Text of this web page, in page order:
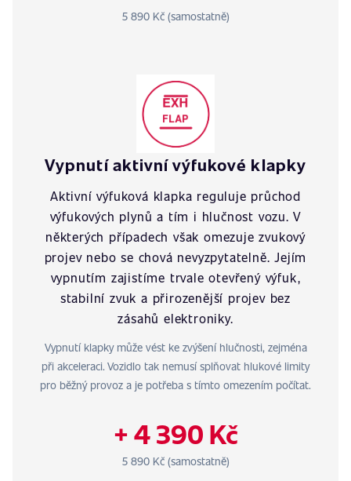
5 890 Kč (samostatně)
Vypnutí aktivní výfukové klapky
Aktivní výfuková klapka reguluje průchod
výfukových plynů a tím i hlučnost vozu. V
některých případech však omezuje zvukový
projev nebo se chová nevyzpytatelně. Jejím
vypnutím zajistíme trvale otevřený výfuk,
stabilní zvuk a přirozenější projev bez
zásahů elektroniky.
Vypnutí klapky může vést ke zvýšení hlučnosti, zejména
při akceleraci. Vozidlo tak nemusí splňovat hlukové limity
pro běžný provoz a je potřeba s tímto omezením počítat.
+ 4 390 Kč
5 890 Kč (samostatně)